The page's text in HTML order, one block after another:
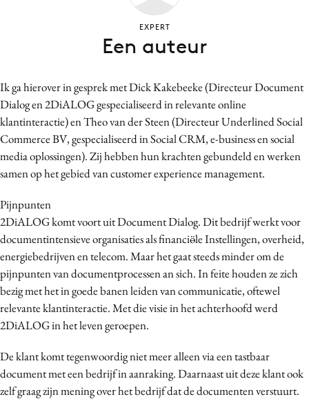
Craft
Customer Experience
Data & Insights
Design
Digital transformation
Diversiteit
Effectiviteit
Gedragsverandering
Influencer marketing
Interne communicatie
Martech
Media
PR
Programmatic
Ik ga hierover in gesprek met Dick Kakebeeke (Directeur Document
Dialog en 2DiALOG gespecialiseerd in relevante online
klantinteractie) en Theo van der Steen (Directeur Underlined Social
Commerce BV, gespecialiseerd in Social CRM, e-business en social
media oplossingen). Zij hebben hun krachten gebundeld en werken
samen op het gebied van customer experience management.
Pijnpunten
2DiALOG komt voort uit Document Dialog. Dit bedrijf werkt voor
documentintensieve organisaties als financiӫle Instellingen, overheid,
energiebedrijven en telecom. Maar het gaat steeds minder om de
pijnpunten van documentprocessen an sich. In feite houden ze zich
bezig met het in goede banen leiden van communicatie, oftewel
relevante klantinteractie. Met die visie in het achterhoofd werd
2DiALOG in het leven geroepen.
De klant komt tegenwoordig niet meer alleen via een tastbaar
document met een bedrijf in aanraking. Daarnaast uit deze klant ook
zelf graag zijn mening over het bedrijf dat de documenten verstuurt.
EXPERT
Een auteur